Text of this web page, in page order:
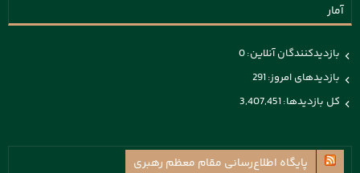
آمار
بازدیدکنندگان آنلاین:0
بازدیدهای امروز:291
کل بازدیدها:3,407,451
پايگاه اطلاع‌رسانی مقام معظم رهبری